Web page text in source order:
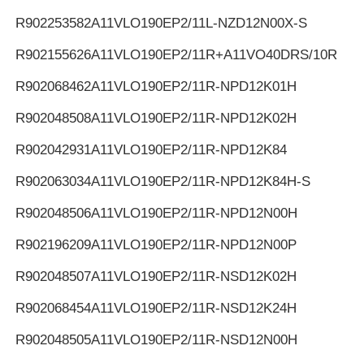
R902253582A11VLO190EP2/11L-NZD12N00X-S
R902155626A11VLO190EP2/11R+A11VO40DRS/10R
R902068462A11VLO190EP2/11R-NPD12K01H
R902048508A11VLO190EP2/11R-NPD12K02H
R902042931A11VLO190EP2/11R-NPD12K84
R902063034A11VLO190EP2/11R-NPD12K84H-S
R902048506A11VLO190EP2/11R-NPD12N00H
R902196209A11VLO190EP2/11R-NPD12N00P
R902048507A11VLO190EP2/11R-NSD12K02H
R902068454A11VLO190EP2/11R-NSD12K24H
R902048505A11VLO190EP2/11R-NSD12N00H